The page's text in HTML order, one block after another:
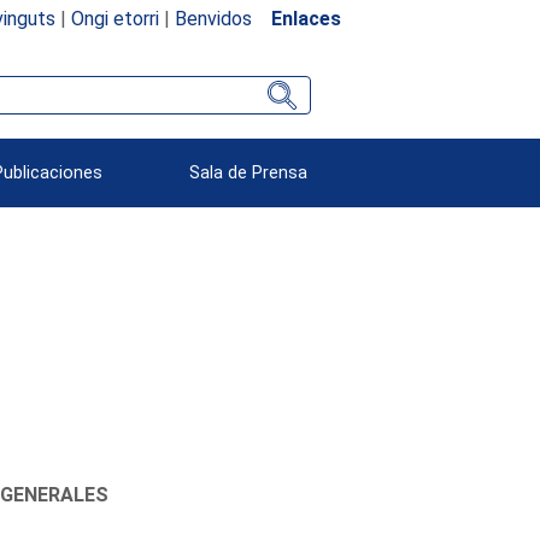
| Ongi etorri| Benvidos Enlaces
Sala de Prensa